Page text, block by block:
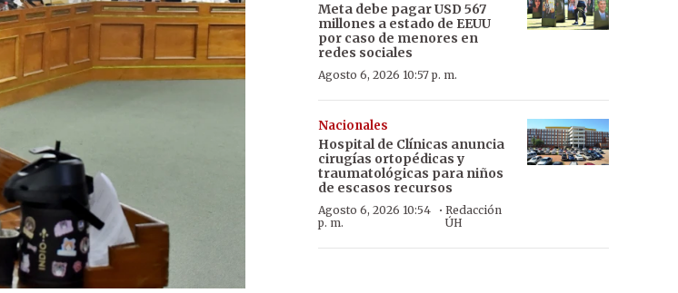
Meta debe pagar USD 567
millones a estado de EEUU
por caso de menores en
redes sociales
Agosto 6, 2026 10:57 p. m.
Nacionales
Hospital de Clínicas anuncia
cirugías ortopédicas y
traumatológicas para niños
de escasos recursos
Agosto 6, 2026 10:54
p. m.
· Redacción
ÚH